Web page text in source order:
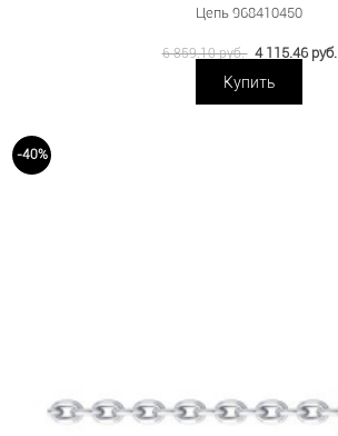
Цепь 968410450
6 859.10 руб. 4 115.46 руб.
Купить
-40%